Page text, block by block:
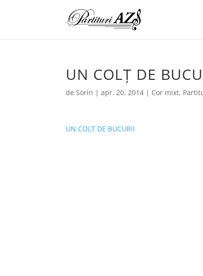
UN COLȚ DE
deSorin |apr. 20, 2014 | Cor mixt,
UN COLȚ DE BUCURII